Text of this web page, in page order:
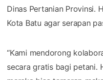
Dinas Pertanian Provinsi.
Kota Batu agar serapan
​“Kami mendorong
secara gratis bagi petani.